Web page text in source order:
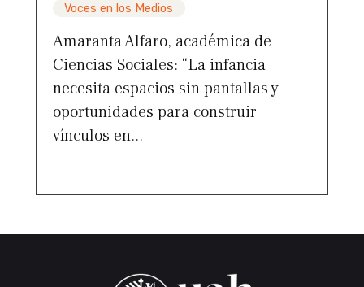
Voces en los Medios
Amaranta Alfaro, académica de
Ciencias Sociales: “La infancia
necesita espacios sin pantallas y
oportunidades para construir
vínculos en...